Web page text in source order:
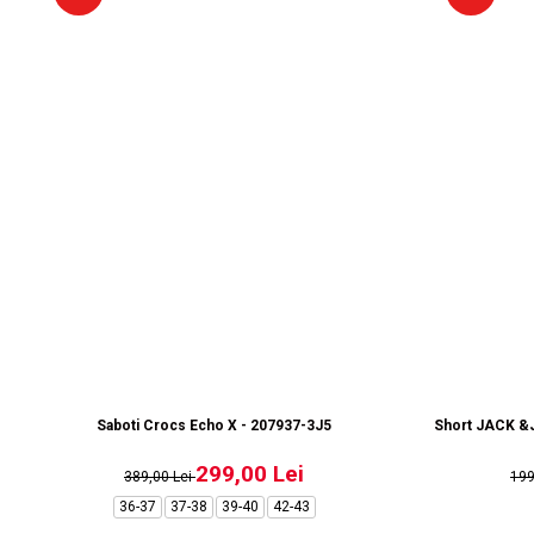
Saboti Crocs Echo X - 207937-3J5
389,00 Lei299,00 Lei
36-37 37-38 39-40 42-43
Short JACK